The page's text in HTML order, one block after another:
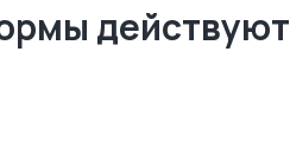
действуют